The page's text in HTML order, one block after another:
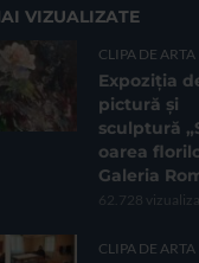
VIZUALIZATE
CLIPA DE ARTA
Expoziția
pictură și
sculptură
oarea
Galeria
62.728
CLIPA DE ARTA